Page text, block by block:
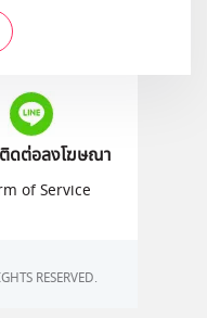
ที่
ติดต่อลงโฆษณา
of Service
RESERVED.